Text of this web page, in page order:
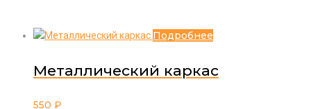
Подробнее
Металлический каркас
550 ₽